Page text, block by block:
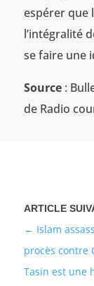
espérer que
l’intégralité
se faire une
Source :
de Radio
Islam
procès contre
Tasin est une